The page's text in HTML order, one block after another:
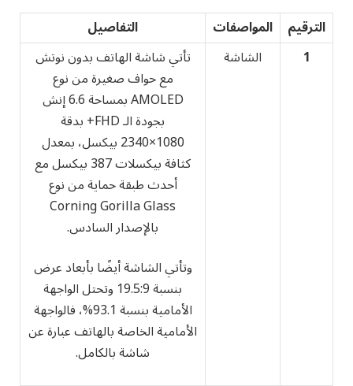
الترقيم المواصفات
التفاصيل
1
الشاشة تأتي شاشة الهاتف بدون نوتش
مع حواف صغيرة من نوع
AMOLED بمساحة 6.6 إنش
بجودة الـ FHD+ بدقة
1080×2340 بيكسل، بمعدل
كثافة بيكسلات 387 بيكسل مع
أحدث طبقة حماية من نوع
Corning Gorilla Glass
بالإصدار السادس.
وتأتي الشاشة أيضًا بأبعاد عرض
بنسبة 19.5:9 وتحتل الواجهة
الأمامية بنسبة 93.1%، فالواجهة
الأمامية الخاصة بالهاتف عبارة عن
شاشة بالكامل.